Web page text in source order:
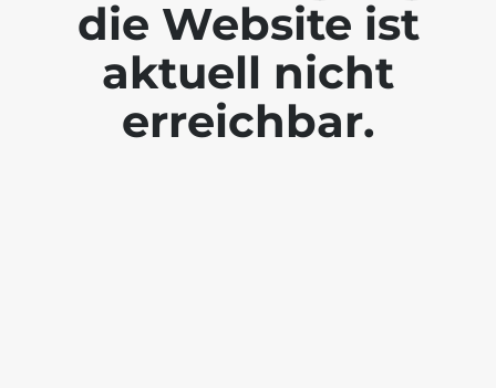
die Website ist
aktuell nicht
erreichbar.